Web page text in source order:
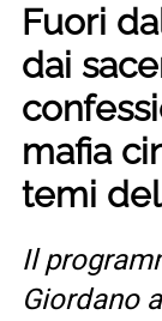
Fuori
dai
mafia
temi
Il
Giordano